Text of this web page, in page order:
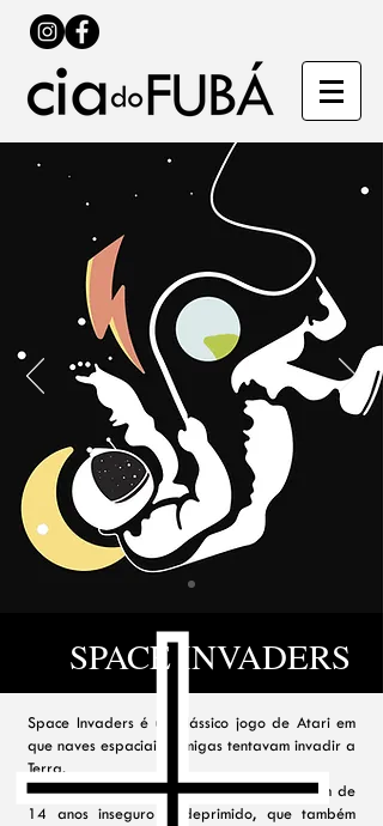
Space Invaders é um clássico jogo de Atari em
que naves espaciais inimigas tentavam invadir a
Terra.
Na peça da Cia do Fubá, Caio é um jovem de
14 anos inseguro e deprimido, que também
SPACE INVADERS